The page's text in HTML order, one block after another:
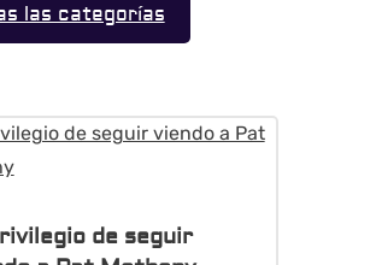
las categorías
de seguir